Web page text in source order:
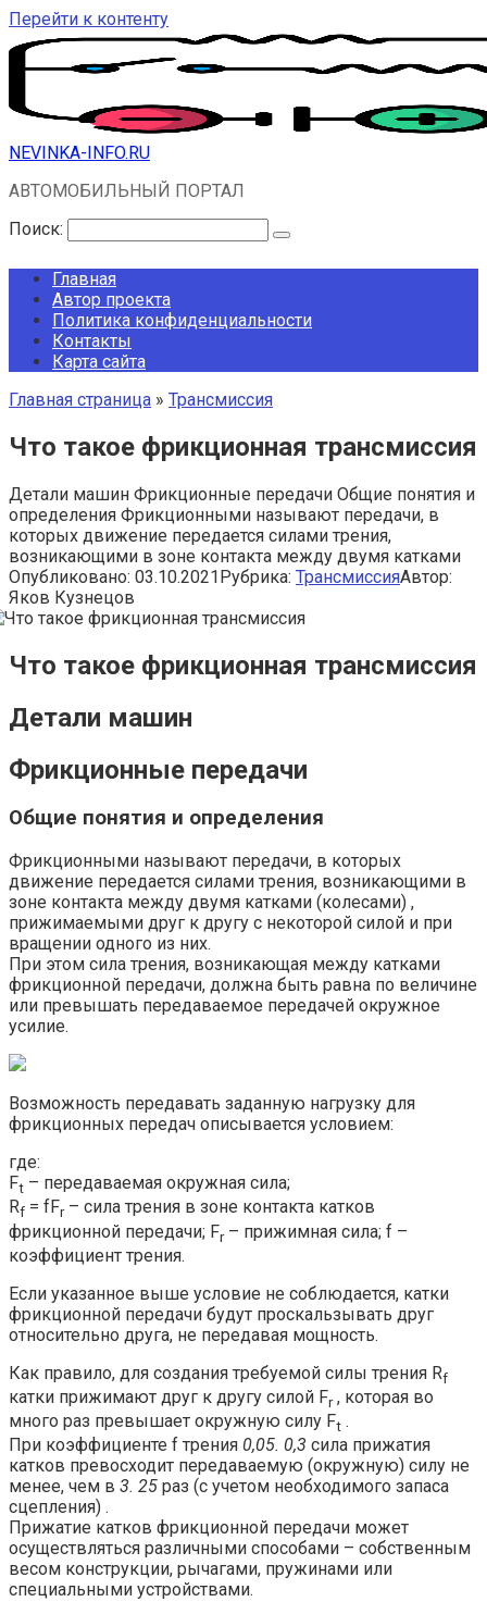
Перейти к контенту
NEVINKA-INFO.RU
АВТОМОБИЛЬНЫЙ ПОРТАЛ
Поиск:
Главная
Автор проекта
Политика конфиденциальности
Контакты
Карта сайта
Главная страница » Трансмиссия
Что такое фрикционная трансмиссия
Детали машин Фрикционные передачи Общие понятия и
определения Фрикционными называют передачи, в
которых движение передается силами трения,
возникающими в зоне контакта между двумя катками
Опубликовано: 03.10.2021Рубрика: ТрансмиссияАвтор:
Яков Кузнецов
Что такое фрикционная трансмиссия
Детали машин
Фрикционные передачи
Общие понятия и определения
Фрикционными называют передачи, в которых
движение передается силами трения, возникающими в
зоне контакта между двумя катками (колесами) ,
прижимаемыми друг к другу с некоторой силой и при
вращении одного из них.
При этом сила трения, возникающая между катками
фрикционной передачи, должна быть равна по величине
или превышать передаваемое передачей окружное
усилие.
Возможность передавать заданную нагрузку для
фрикционных передач описывается условием:
где:
Ft – передаваемая окружная сила;
Rf = fFr– сила трения в зоне контакта катков
фрикционной передачи; Fr– прижимная сила; f –
коэффициент трения.
Если указанное выше условие не соблюдается, катки
фрикционной передачи будут проскальзывать друг
относительно друга, не передавая мощность.
Как правило, для создания требуемой силы трения Rf
катки прижимают друг к другу силой Fr, которая во
много раз превышает окружную силу Ft .
При коэффициенте f трения 0,05. 0,3 сила прижатия
катков превосходит передаваемую (окружную) силу не
менее, чем в 3. 25 раз (с учетом необходимого запаса
сцепления) .
Прижатие катков фрикционной передачи может
осуществляться различными способами – собственным
весом конструкции, рычагами, пружинами или
специальными устройствами.